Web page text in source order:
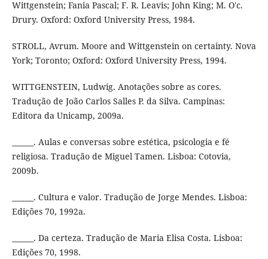
Wittgenstein; Fania Pascal; F. R. Leavis; John King; M. O'c.
Drury. Oxford: Oxford University Press, 1984.
STROLL, Avrum. Moore and Wittgenstein on certainty. Nova
York; Toronto; Oxford: Oxford University Press, 1994.
WITTGENSTEIN, Ludwig. Anotações sobre as cores.
Tradução de João Carlos Salles P. da Silva. Campinas:
Editora da Unicamp, 2009a.
______. Aulas e conversas sobre estética, psicologia e fé
religiosa. Tradução de Miguel Tamen. Lisboa: Cotovia,
2009b.
______. Cultura e valor. Tradução de Jorge Mendes. Lisboa:
Edições 70, 1992a.
______. Da certeza. Tradução de Maria Elisa Costa. Lisboa:
Edições 70, 1998.